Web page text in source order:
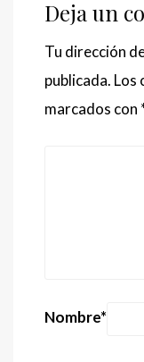
Deja un
Tu dirección
publicada. Los
marcados con
Nombre*